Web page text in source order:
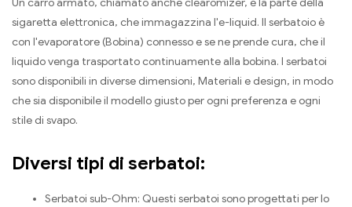
sigaretta elettronica, che immagazzina l'e-liquid. Il serbatoio è
con l'evaporatore (Bobina) connesso e se ne prende cura, che il
liquido venga trasportato continuamente alla bobina. I serbatoi
sono disponibili in diverse dimensioni, Materiali e design, in modo
che sia disponibile il modello giusto per ogni preferenza e ogni
stile di svapo.
Diversi tipi di serbatoi:
Serbatoi sub-Ohm: Questi serbatoi sono progettati per lo